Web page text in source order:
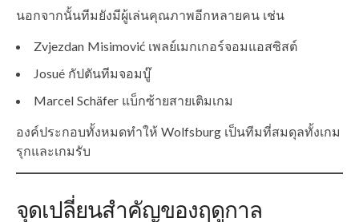
นอกจากนั้นทีมยังมีผู้เล่นคุณภาพอีกหลายคน เช่น
Zvjezdan Misimović เพลย์เมกเกอร์จอมแอสซิสต์
Josué กัปตันทีมจอมบู๊
Marcel Schäfer แบ็กซ้ายสายเติมเกม
องค์ประกอบทั้งหมดทำให้ Wolfsburg เป็นทีมที่สมดุลทั้งเกม
รุกและเกมรับ
จุดเปลี่ยนสำคัญของฤดูกาล